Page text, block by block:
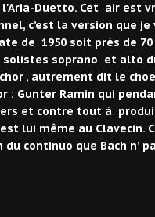
l'Aria-Duetto. Cet air est
c’est la version que
de 1950 soit près de 70
solistes soprano et alto
, autrement dit le
: Gunter Ramin qui
et contre tout à
lui même au Clavecin.
continuo que Bach n’